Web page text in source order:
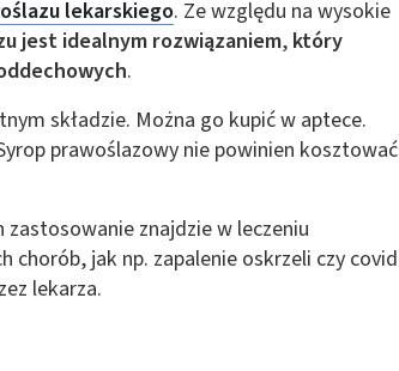
lekarskiego. Ze względu na wysokie
jest idealnym rozwiązaniem, który
.
składzie. Można go kupić w aptece.
prawoślazowy nie powinien kosztować
znajdzie w leczeniu
chorób, jak np. zapalenie oskrzeli czy covid
lekarza.
źródeł